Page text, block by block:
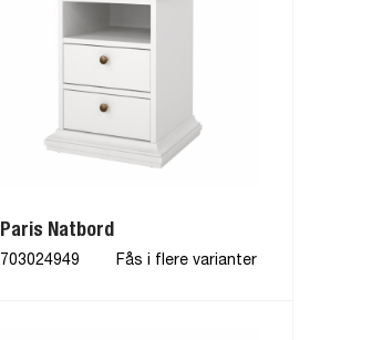
Paris Natbord
703024949 Fås i flere varianter